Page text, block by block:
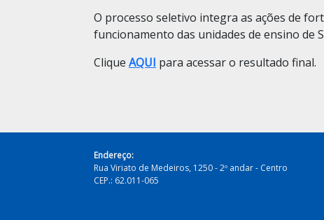
O processo seletivo integra as ações de
funcionamento das unidades de ensino de
Clique AQUI para acessar o resultado final.
Endereço:
Rua Viriato de Medeiros, 1250 - 2º andar - Centro
CEP.: 62.011-065